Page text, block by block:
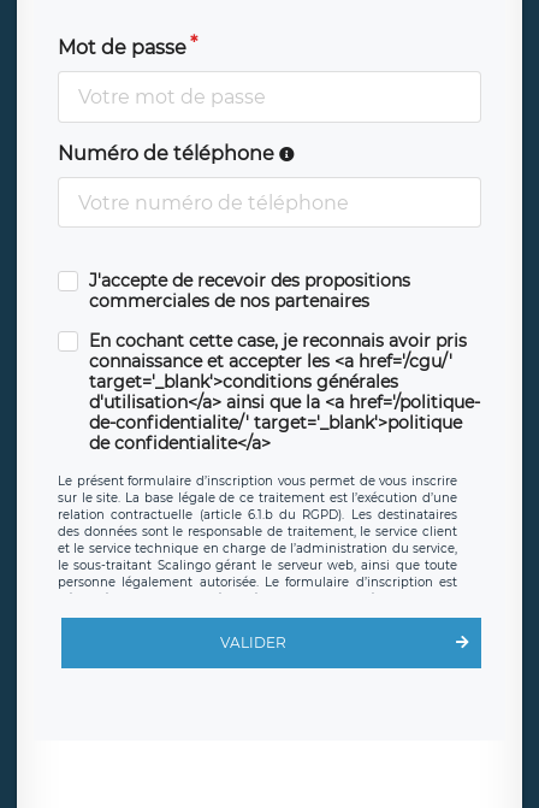
Mot de passe
Numéro de téléphone
J'accepte de recevoir des propositions
commerciales de nos partenaires
En cochant cette case, je reconnais avoir pris
connaissance et accepter les <a href='/cgu/'
target='_blank'>conditions générales
d'utilisation</a> ainsi que la <a href='/politique-
de-confidentialite/' target='_blank'>politique
de confidentialite</a>
Le présent formulaire d’inscription vous permet de vous inscrire
sur le site. La base légale de ce traitement est l’exécution d’une
relation contractuelle (article 6.1.b du RGPD). Les destinataires
des données sont le responsable de traitement, le service client
et le service technique en charge de l’administration du service,
le sous-traitant Scalingo gérant le serveur web, ainsi que toute
personne légalement autorisée. Le formulaire d’inscription est
offrant desclauses de protection conformes au RGPD. Les
en sollicite la suppression, étant entendu que vous pouvez
demander la suppression de vos données et retirer votre
VALIDER